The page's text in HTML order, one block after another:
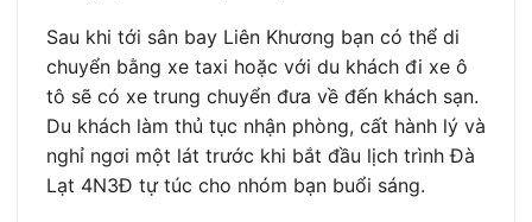
Sau khi tới sân bay Liên Khương bạn có thể di
chuyển bằng xe taxi hoặc với du khách đi xe ô
tô sẽ có xe trung chuyển đưa về đến khách sạn.
Du khách làm thủ tục nhận phòng, cất hành lý và
nghỉ ngơi một lát trước khi bắt đầu lịch trình Đà
Lạt 4N3Đ tự túc cho nhóm bạn buổi sáng.